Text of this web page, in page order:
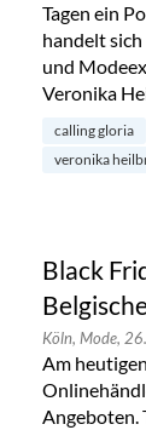
Tagen ein
handelt
und
Veronika
calling gloria
veronika
Black
Köln, Mode,
Am
Angeboten.